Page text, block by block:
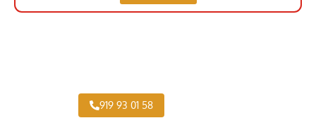
919 93 01 58